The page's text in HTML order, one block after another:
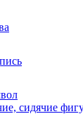
сидячие